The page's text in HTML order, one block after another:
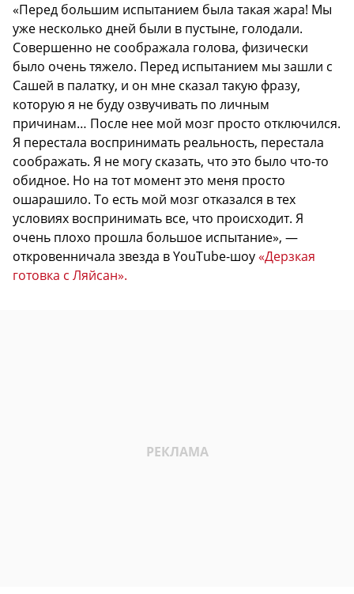
«Перед большим испытанием была такая жара! Мы
уже несколько дней были в пустыне, голодали.
Совершенно не соображала голова, физически
было очень тяжело. Перед испытанием мы зашли с
Сашей в палатку, и он мне сказал такую фразу,
которую я не буду озвучивать по личным
причинам… После нее мой мозг просто отключился.
Я перестала воспринимать реальность, перестала
соображать. Я не могу сказать, что это было что-то
обидное. Но на тот момент это меня просто
ошарашило. То есть мой мозг отказался в тех
условиях воспринимать все, что происходит. Я
очень плохо прошла большое испытание», —
откровенничала звезда в YouTube-шоу«Дерзкая
готовка с Ляйсан».